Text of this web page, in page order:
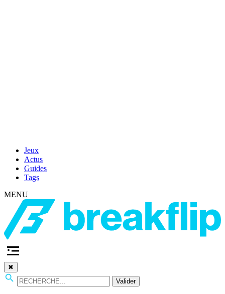
Jeux
Actus
Guides
Tags
MENU
✖
Valider